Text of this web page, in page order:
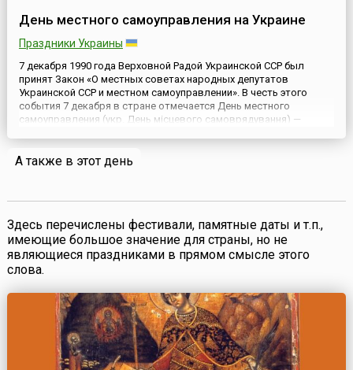
День местного самоуправления на Украине
Праздники Украины
7 декабря 1990 года Верховной Радой Украинской ССР был
принят Закон «О местных советах народных депутатов
Украинской ССР и местном самоуправлении». В честь этого
события 7 декабря в стране отмечается День местного
самоуправления (укр. День місцевого самоврядування) —
поселковых, городских, районных и областных советах, кто
представляет много...
А также в этот день
Здесь перечислены фестивали, памятные даты и т.п.,
имеющие большое значение для страны, но не
являющиеся праздниками в прямом смысле этого
слова.